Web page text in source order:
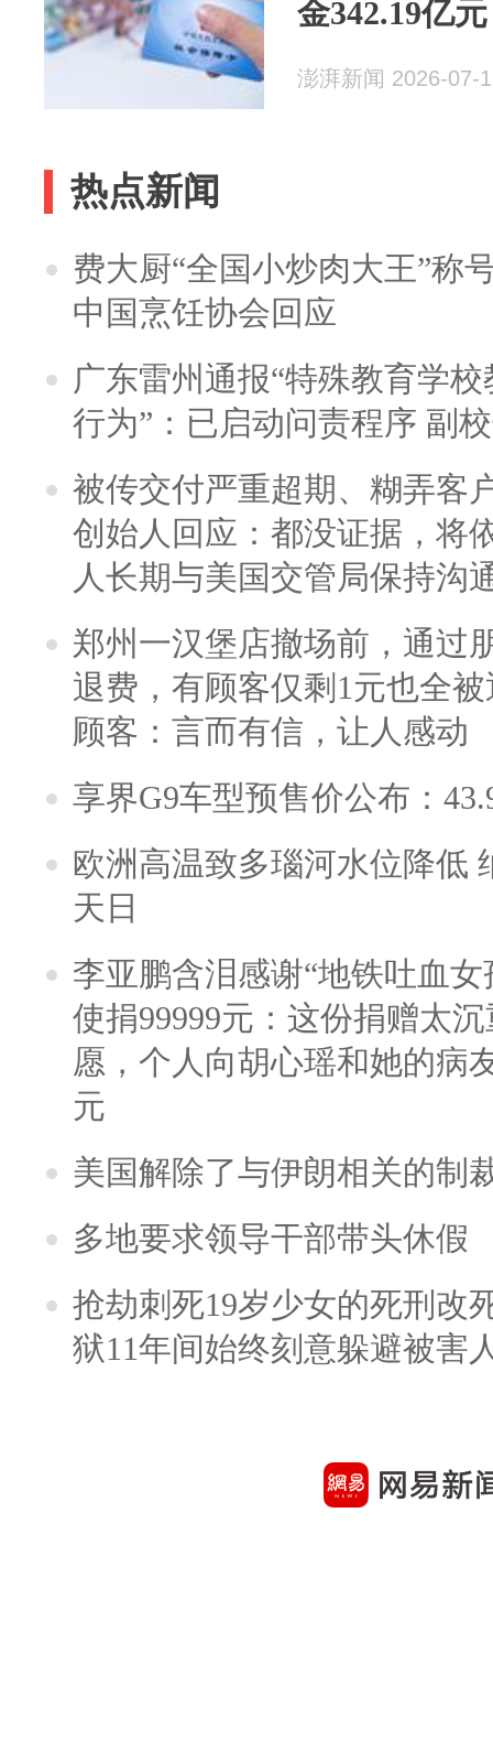
金342.19亿元
澎湃新闻 2026-07-
热点新闻
费大厨“全国小炒肉大王”称
中国烹饪协会回应
广东雷州通报“特殊教育学
行为”：已启动问责程序 副
被传交付严重超期、糊弄客
创始人回应：都没证据，将
人长期与美国交管局保持沟
郑州一汉堡店撤场前，通过
退费，有顾客仅剩1元也全
顾客：言而有信，让人感动
享界G9车型预售价公布：
欧洲高温致多瑙河水位降低
天日
李亚鹏含泪感谢“地铁吐血
使捐99999元：这份捐赠太
愿，个人向胡心瑶和她的病
元
美国解除了与伊朗相关的制
多地要求领导干部带头休假
抢劫刺死19岁少女的死刑改
狱11年间始终刻意躲避被害